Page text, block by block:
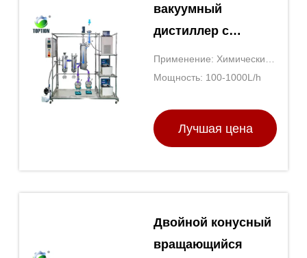
вакуумный
дистиллер с
фильтром для
испарения нефти
Применение: Химические/
Фармацевтические/
Мощность: 100-1000L/h
Лучшая цена
Двойной конусный
вращающийся